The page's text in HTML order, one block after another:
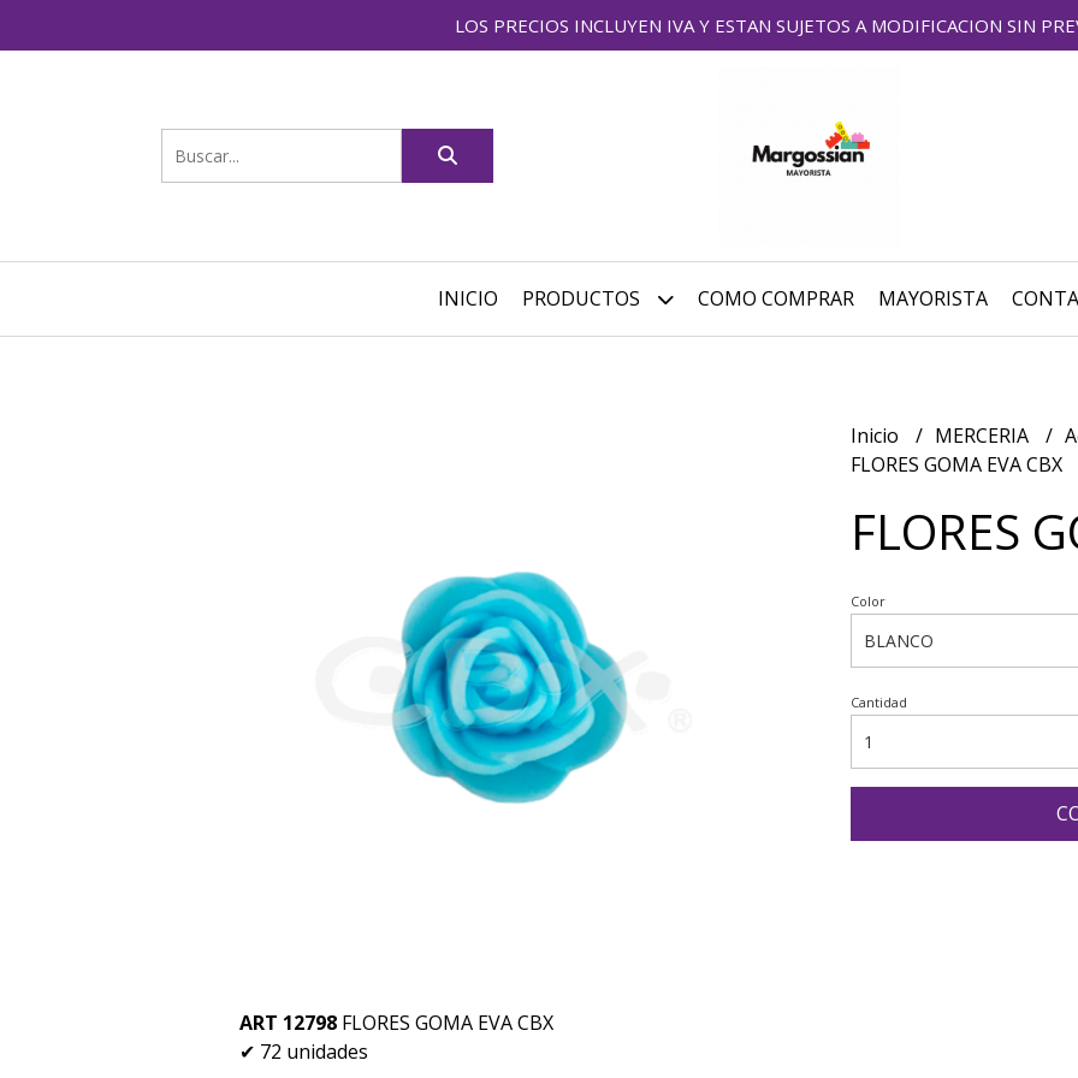
LOS PRECIOS INCLUYEN IVA Y ESTAN SUJETOS A MODIFICACION SIN
INICIO PRODUCTOS COMO COMPRAR MAYORISTA
ART 12798 FLORES GOMA EVA CBX
✔ 72 unidades
Inicio MERCERIA
FLORES GOMA EVA CBX
FLORES
Color
Cantidad